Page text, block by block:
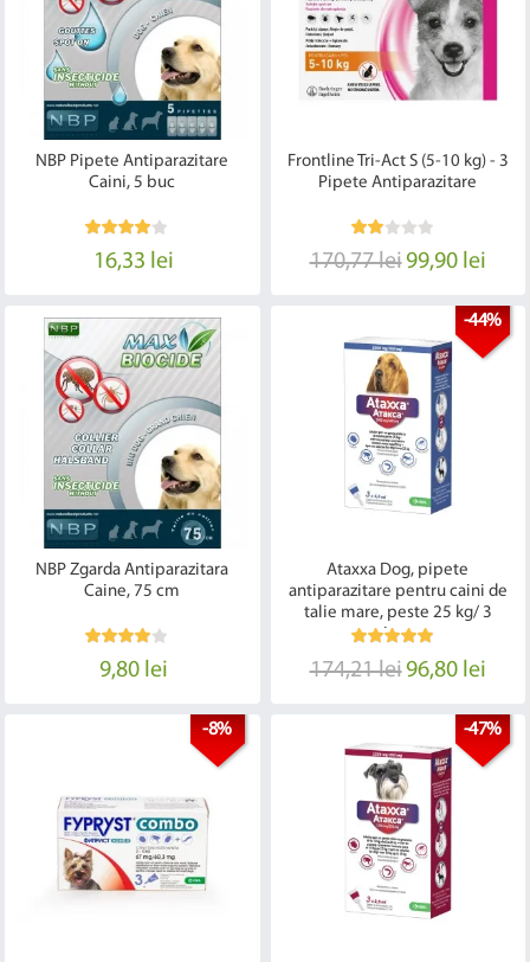
NBP Pipete Antiparazitare
Caini, 5 buc
16,33 lei
Frontline Tri-Act S (5-10 kg) - 3
Pipete Antiparazitare
170,77 lei99,90 lei
NBP Zgarda Antiparazitara
Caine, 75 cm
9,80 lei
-44%
Ataxxa Dog, pipete
antiparazitare pentru caini de
talie mare, peste 25 kg/ 3
pipete
174,21 lei96,80 lei
-8% -47%